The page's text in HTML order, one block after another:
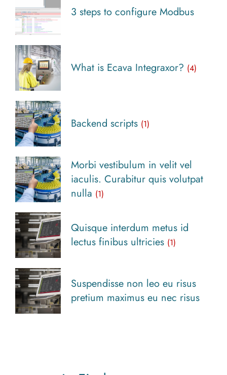
3 steps to configure Modbus
What is Ecava Integraxor? (4)
Backend scripts (1)
Morbi vestibulum in velit vel
iaculis. Curabitur quis volutpat
nulla (1)
Quisque interdum metus id
lectus finibus ultricies (1)
Suspendisse non leo eu risus
pretium maximus eu nec risus